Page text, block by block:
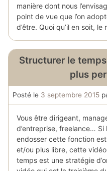
manière dont nous
point de vue que l’on
d’être. Quoi qu’il en soit, le
Structurer le
plus
Posté le 3 septembre 2015
Vous être dirigeant,
d’entreprise, freelance…
endosser cette fonction
et/ou plus libre, cette
temps est une stratégie